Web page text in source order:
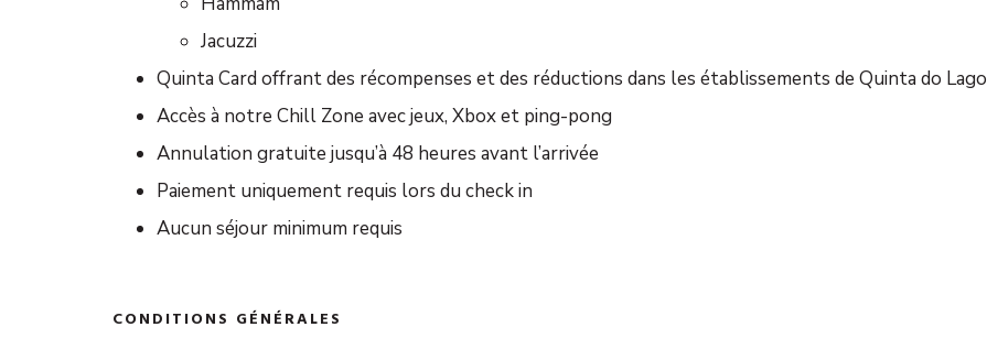
Jacuzzi
Quinta Card offrant des récompenses et des réductions dans les établissements de Quinta do Lago
Accès à notre Chill Zone avec jeux, Xbox et ping-pong
Annulation gratuite jusqu’à 48 heures avant l’arrivée
Paiement uniquement requis lors du check in
Aucun séjour minimum requis
CONDITIONS GÉNÉRALES